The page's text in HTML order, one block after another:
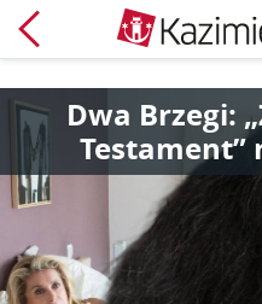
Dwa Brzegi:
Testament”